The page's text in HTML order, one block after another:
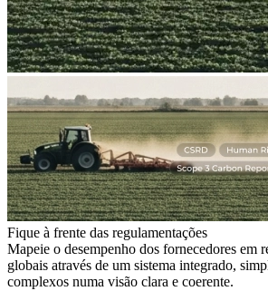
Fique à frente das regulamentações
Mapeie o desempenho dos fornecedores em
globais através de um sistema integrado,
complexos numa visão clara e coerente.